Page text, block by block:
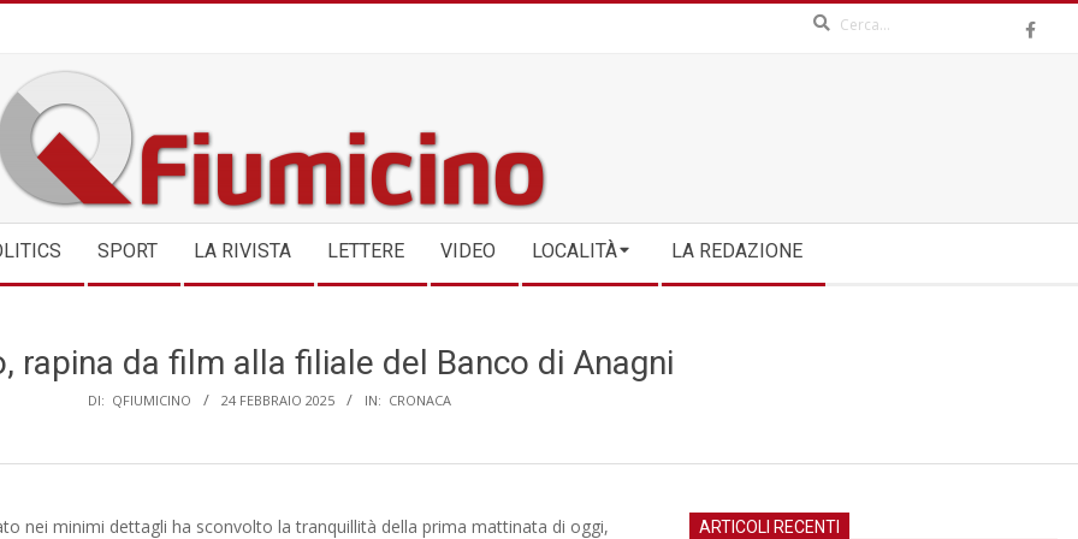
SPORT LA RIVISTA LETTERE VIDEO LOCALITÀ LA REDAZIONE
rapina da film alla filiale del Banco di Anagni
DI: QFIUMICINO 24 FEBBRAIO 2025 IN: CRONACA
nei minimi dettagli ha sconvolto la tranquillità della prima mattinata di oggi,
ARTICOLI RECENTI